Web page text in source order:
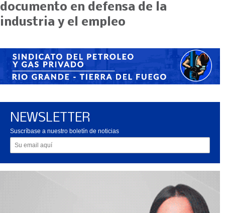
documento en defensa de la
industria y el empleo
NEWSLETTER
Suscríbase a nuestro boletín de noticias